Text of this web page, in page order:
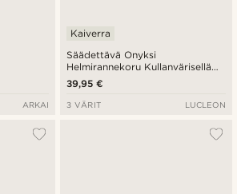
ARKAI
Säädettävä Onyksi
Helmirannekoru Kullanvärisellä
Teräslevyllä
Kaiverra
39,95 €
3 VÄRIT LUCLEON